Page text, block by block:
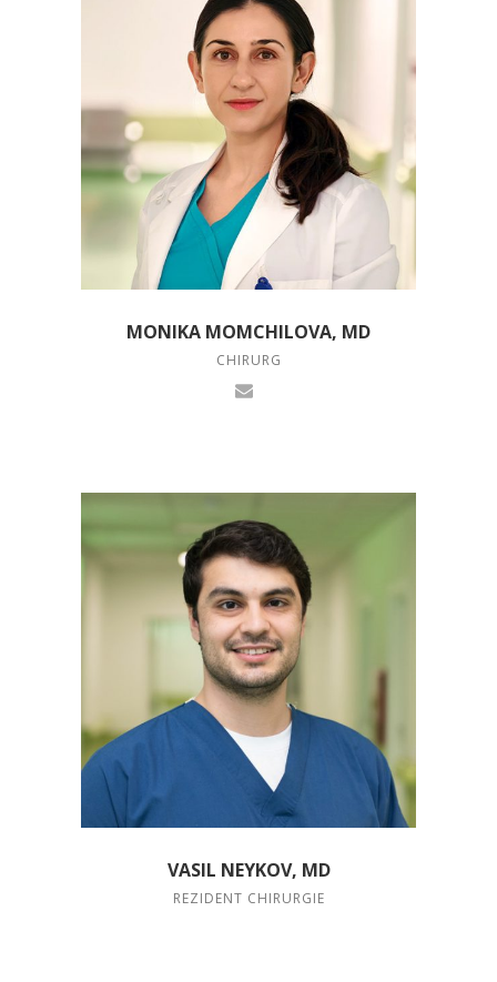
MONIKA MOMCHILOVA, MD
CHIRURG
VASIL NEYKOV, MD
REZIDENT CHIRURGIE